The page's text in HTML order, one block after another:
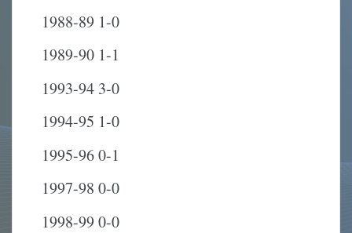
1988-89 1-0
1989-90 1-1
1993-94 3-0
1994-95 1-0
1995-96 0-1
1997-98 0-0
1998-99 0-0